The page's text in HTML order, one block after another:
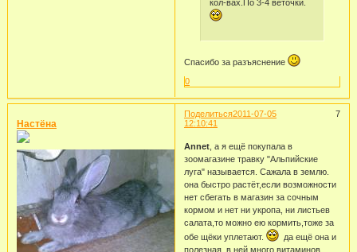
кол-вах.По 3-4 веточки.
Спасибо за разъяснение
0
Поделиться 7
2011-07-05
12:10:41
Настёна
Annet, а я ещё покупала в
зоомагазине травку "Альпийские
луга" называется. Сажала в землю.
она быстро растёт,если возможности
нет сбегать в магазин за сочным
кормом и нет ни укропа, ни листьев
салата,то можно ею кормить,тоже за
обе щёки уплетают.
да ещё она и
полезная, в ней много витаминов.